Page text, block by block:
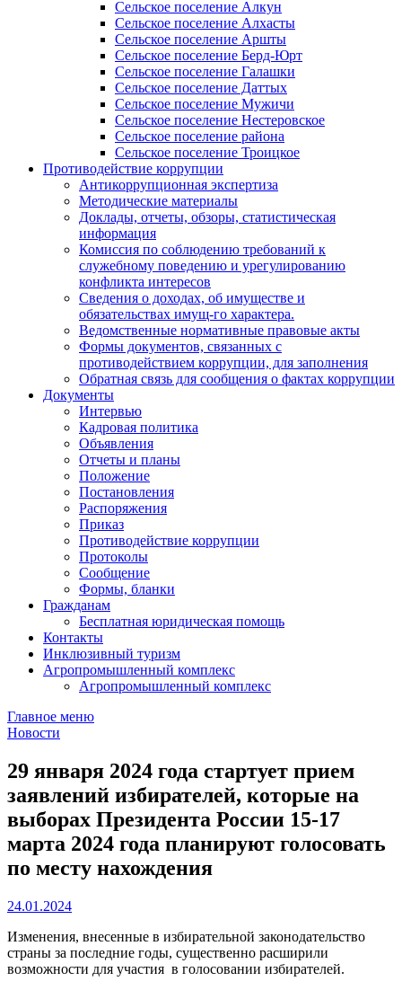
Сельское поселение Алкун
Сельское поселение Алхасты
Сельское поселение Аршты
Сельское поселение Берд-Юрт
Сельское поселение Галашки
Сельское поселение Даттых
Сельское поселение Мужичи
Сельское поселение Нестеровское
Сельское поселение района
Сельское поселение Троицкое
Противодействие коррупции
Антикоррупционная экспертиза
Методические материалы
Доклады, отчеты, обзоры, статистическая
информация
Комиссия по соблюдению требований к
служебному поведению и урегулированию
конфликта интересов
Сведения о доходах, об имуществе и
обязательствах имущ-го характера.
Ведомственные нормативные правовые акты
Формы документов, связанных с
противодействием коррупции, для заполнения
Обратная связь для сообщения о фактах коррупции
Документы
Интервью
Кадровая политика
Объявления
Отчеты и планы
Положение
Постановления
Распоряжения
Приказ
Противодействие коррупции
Протоколы
Сообщение
Формы, бланки
Гражданам
Бесплатная юридическая помощь
Контакты
Инклюзивный туризм
Агропромышленный комплекс
Агропромышленный комплекс
Главное меню
Новости
29 января 2024 года стартует прием
заявлений избирателей, которые на
выборах Президента России 15-17
марта 2024 года планируют голосовать
по месту нахождения
24.01.2024
Изменения, внесенные в избирательной законодательство
страны за последние годы, существенно расширили
возможности для участия в голосовании избирателей.